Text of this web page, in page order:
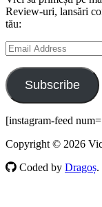
Review-uri, lansări
tău:
Email
Address
Subscribe
[instagram-feed
Copyright © 2026
Coded by Dragoș.